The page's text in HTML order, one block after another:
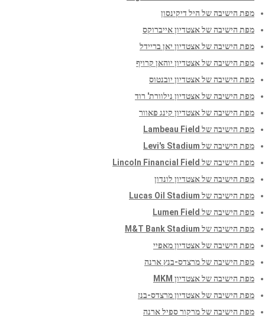
מפת הישיבה של היל דיקינסון
מפת הישיבה של אצטדיון אייברוקס
מפת הישיבה של אצטדיון יאן בריידל
מפת הישיבה של אצטדיון יוהאן קרויף
מפת הישיבה של אצטדיון יובנטוס
מפת הישיבה של אצטדיון נילוורת' רוד
מפת הישיבה של אצטדיון קינג פאוור
מפת הישיבה של Lambeau Field
מפת הישיבה של Levi's Stadium
מפת הישיבה של Lincoln Financial Field
מפת הישיבה של אצטדיון לונדון
מפת הישיבה של Lucas Oil Stadium
מפת הישיבה של Lumen Field
מפת הישיבה של M&T Bank Stadium
מפת הישיבה של אצטדיון מאפיי
מפת הישיבה של מרצדס-בנץ ארנה
מפת הישיבה של אצטדיון MKM
מפת הישיבה של אצטדיון מרצדס-בנז
מפת הישיבה של מרקור ספיל ארנה